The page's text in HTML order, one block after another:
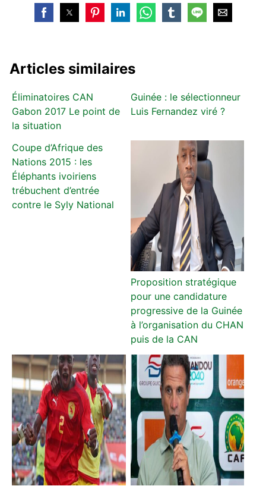
Articles similaires
Éliminatoires CAN
Gabon 2017 Le point de
la situation
Guinée : le sélectionneur
Luis Fernandez viré ?
Coupe d’Afrique des
Nations 2015 : les
Éléphants ivoiriens
trébuchent d’entrée
contre le Syly National
Proposition stratégique
pour une candidature
progressive de la Guinée
à l’organisation du CHAN
puis de la CAN